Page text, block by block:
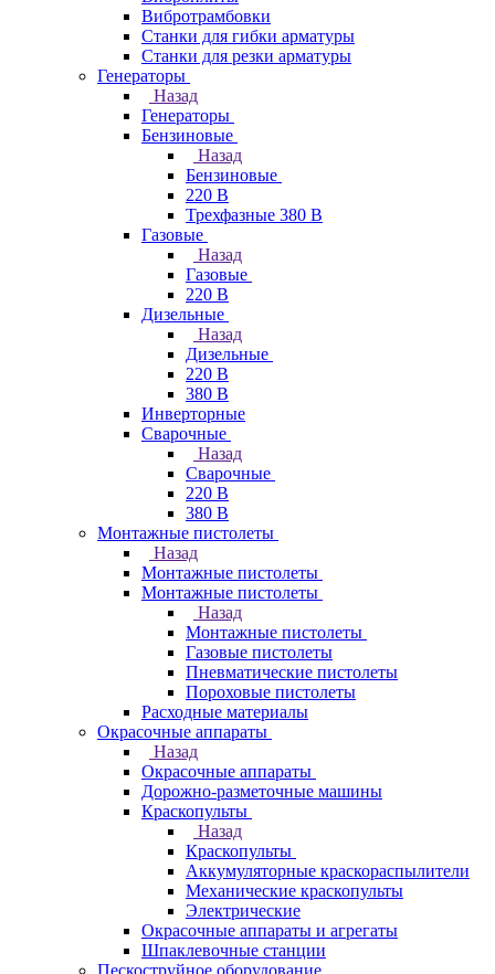
Вибротрамбовки
Станки для гибки арматуры
Станки для резки арматуры
Генераторы
Назад
Генераторы
Бензиновые
Назад
Бензиновые
220 В
Трехфазные 380 В
Газовые
Назад
Газовые
220 В
Дизельные
Назад
Дизельные
220 В
380 В
Инверторные
Сварочные
Назад
Сварочные
220 В
380 В
Монтажные пистолеты
Назад
Монтажные пистолеты
Монтажные пистолеты
Назад
Монтажные пистолеты
Газовые пистолеты
Пневматические пистолеты
Пороховые пистолеты
Расходные материалы
Окрасочные аппараты
Назад
Окрасочные аппараты
Дорожно-разметочные машины
Краскопульты
Назад
Краскопульты
Аккумуляторные краскораспылители
Механические краскопульты
Электрические
Окрасочные аппараты и агрегаты
Шпаклевочные станции
Пескоструйное оборудование